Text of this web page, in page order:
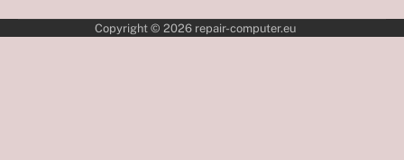
Copyright © 2026 repair-computer.eu